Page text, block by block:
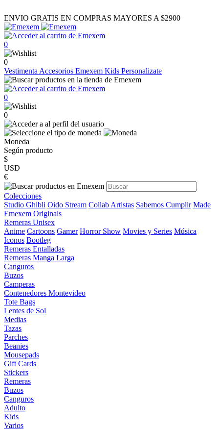
ENVIO GRATIS EN COMPRAS MAYORES A $2900
0
0
Vestimenta Accesorios Emexem Kids Personalizate
0
0
Moneda
Según producto
$
USD
€
Colecciones
Studio Ghibli Oido Stream Collab Artistas Sabemos Cumplir Made
Emexem Originals
Remeras Unisex
Anime Cartoons Gamer Horror Show Movies y Series Música
Iconos Bootleg
Remeras Entalladas
Remeras Manga Larga
Canguros
Buzos
Camperas
Contenedores Montevideo
Tote Bags
Lentes de Sol
Medias
Tazas
Parches
Beanies
Mousepads
Gift Cards
Stickers
Remeras
Buzos
Canguros
Adulto
Kids
Varios